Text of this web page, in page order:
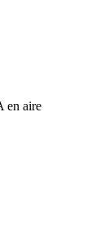
en aire